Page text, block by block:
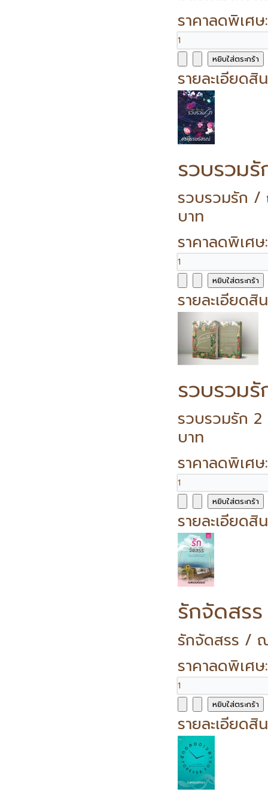
ราคาลดพิเศ
รายละเอียดสิ
รวบรวมรั
รวบรวมรัก
บาท
ราคาลดพิเศ
รายละเอียดสิ
รวบรวม
รวบรวมรัก
บาท
ราคาลดพิเศ
รายละเอียดสิ
รักจัดสรร
รักจัดสรร /
ราคาลดพิเศ
รายละเอียดสิ